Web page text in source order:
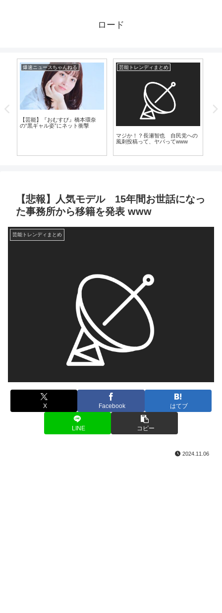
ロード
爆速ニュースちゃんねる
【芸能】『おむすび』橋本環奈
の“黒ギャル姿”にネット衝撃
芸能トレンディまとめ
マジか！？長瀬智也 自民党への
風刺投稿って、ヤバってwww
【悲報】人気モデル 15年間お世話になっ
た事務所から移籍を発表 www
芸能トレンディまとめ
X Facebook はてブ
LINE コピー
2024.11.06